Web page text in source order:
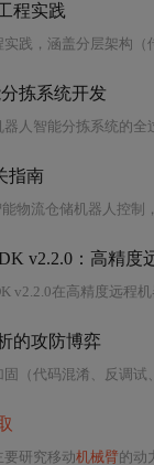
程实践
践，涵盖分层架构（传感层、融合
拣系统开发
指南
物流仓储机器人控制
v2.2.0：高精度
在高精度远程机器人操作中的集成应
的攻防博弈
作弊）、服务器端验证（关键逻辑服务化、数据校验）及
要研究移动机械臂的动